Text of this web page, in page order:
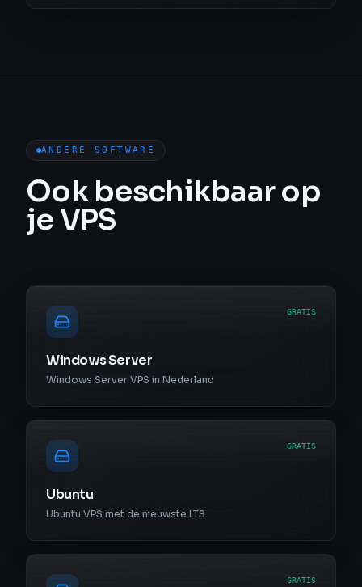
ANDERE SOFTWARE
Ook beschikbaar op
je VPS
GRATIS
Windows Server
Windows Server VPS in Nederland
GRATIS
Ubuntu
Ubuntu VPS met de nieuwste LTS
GRATIS